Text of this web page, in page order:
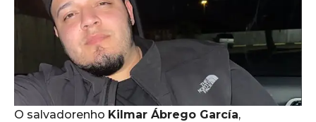
O salvadorenho Kilmar Ábrego García,